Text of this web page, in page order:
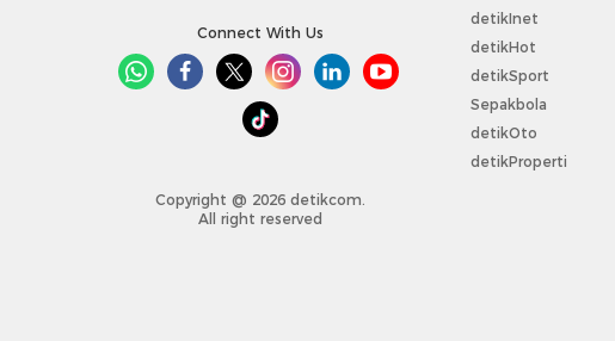
Connect With Us
Copyright @ 2026 detikcom.
All right reserved
detikInet
detikHot
detikSport
Sepakbola
detikOto
detikProperti